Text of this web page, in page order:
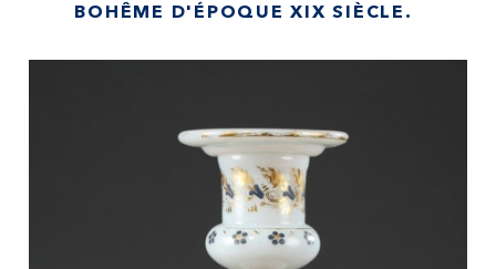
BOHÊME D'ÉPOQUE XIX SIÈCLE.